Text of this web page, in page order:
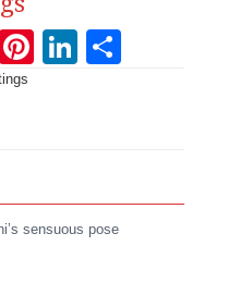
Tumblr
Pinterest
sensuous pose